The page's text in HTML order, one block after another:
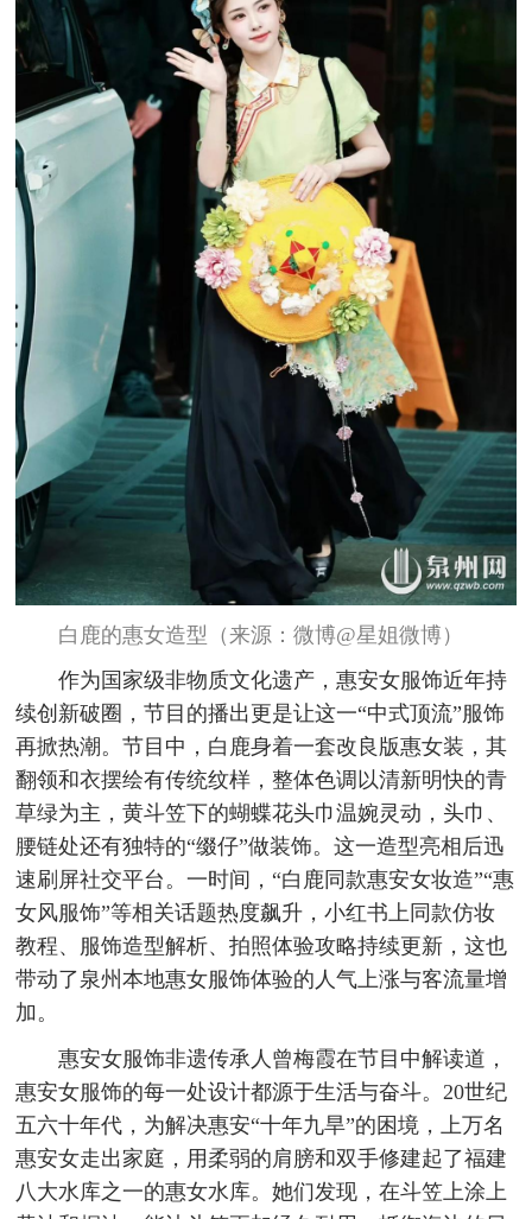
白鹿的惠女造型（来源：微博@星姐微博）
作为国家级非物质文化遗产，惠安女服饰近年持
续创新破圈，节目的播出更是让这一“中式顶流”服饰
再掀热潮。节目中，白鹿身着一套改良版惠女装，其
翻领和衣摆绘有传统纹样，整体色调以清新明快的青
草绿为主，黄斗笠下的蝴蝶花头巾温婉灵动，头巾、
腰链处还有独特的“缀仔”做装饰。这一造型亮相后迅
速刷屏社交平台。一时间，“白鹿同款惠安女妆造”“惠
女风服饰”等相关话题热度飙升，小红书上同款仿妆
教程、服饰造型解析、拍照体验攻略持续更新，这也
带动了泉州本地惠女服饰体验的人气上涨与客流量增
加。
惠安女服饰非遗传承人曾梅霞在节目中解读道，
惠安女服饰的每一处设计都源于生活与奋斗。20世纪
五六十年代，为解决惠安“十年九旱”的困境，上万名
惠安女走出家庭，用柔弱的肩膀和双手修建起了福建
八大水库之一的惠女水库。她们发现，在斗笠上涂上